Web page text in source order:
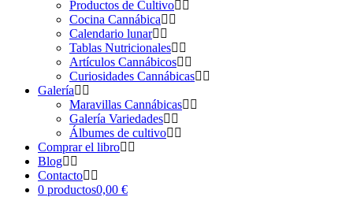
Productos de Cultivo
Cocina Cannábica
Calendario lunar
Tablas Nutricionales
Artículos Cannábicos
Curiosidades Cannábicas
Galería
Maravillas Cannábicas
Galería Variedades
Álbumes de cultivo
Comprar el libro
Blog
Contacto
0 productos0,00 €